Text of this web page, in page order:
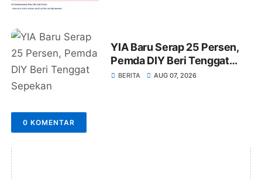
YIA Baru Serap 25 Persen,
Pemda DIY Beri Tenggat
Sepekan Selesaikan
BERITA AUG 07, 2026
0 KOMENTAR